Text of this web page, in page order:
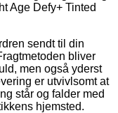
Age Defy+ Tinted
sendt til din
bliver
men også yderst
er utvivlsomt at
står og falder med
hjemsted.